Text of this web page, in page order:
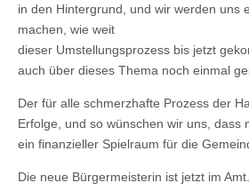
in den Hintergrund, und wir werden uns
machen, wie weit
dieser Umstellungsprozess bis jetzt
auch über dieses Thema noch einmal
Der für alle schmerzhafte Prozess der
Erfolge, und so wünschen wir uns, dass
ein finanzieller Spielraum für die
Die neue Bürgermeisterin ist jetzt im